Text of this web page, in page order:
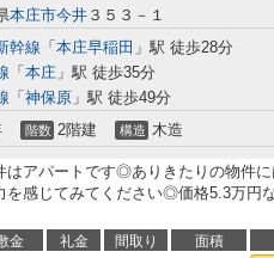
本庄市今井 ３５３－１
幹線 「 本庄早稲田 」駅 徒歩28分
「 本庄 」駅 徒歩35分
「 神保原 」駅 徒歩49分
階数 2階建 構造 木造
はアパートです◎ありきたりの物件
を感じてみてください◎価格5.3万円
金 礼金 間取り 面積